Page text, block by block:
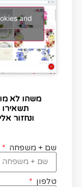
and
משהו לא
תשאירו
ונחזור
שם + משפחה
טלפון